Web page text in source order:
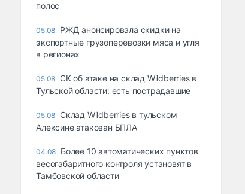
полос
05.08 РЖД анонсировала скидки на
экспортные грузоперевозки мяса и угля
в регионах
05.08 СК об атаке на склад Wildberries в
Тульской области: есть пострадавшие
05.08 Склад Wildberries в тульском
Алексине атакован БПЛА
04.08 Более 10 автоматических пунктов
весогабаритного контроля установят в
Тамбовской области